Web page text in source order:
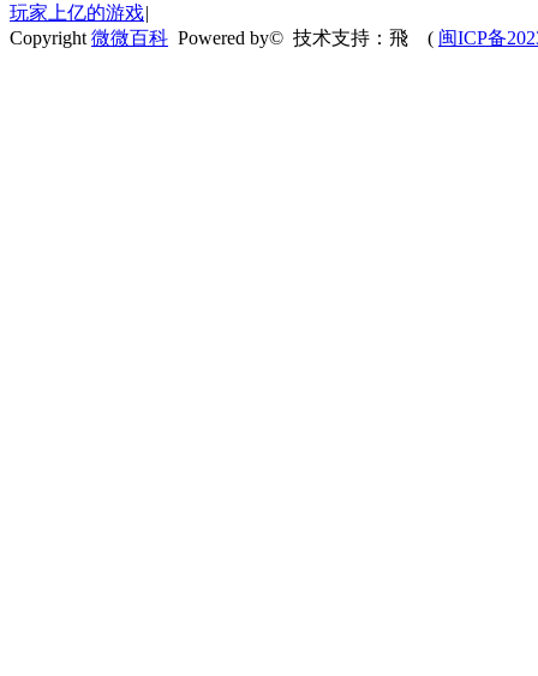
玩家上亿的游戏|
Copyright 微微百科 Powered by© 技术支持：飛 ( 闽ICP备